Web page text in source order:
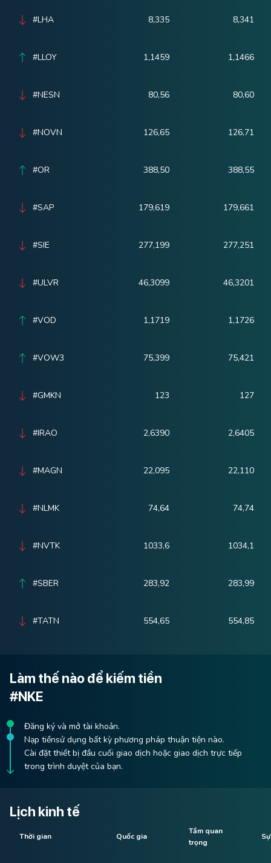
#LHA 8,335 8,341
#LLOY 1,1459 1,1466
#NESN 80,56 80,60
#NOVN 126,65 126,71
#OR 388,50 388,55
#SAP 179,619 179,661
#SIE 277,199 277,251
#ULVR 46,3099 46,3201
#VOD 1,1719 1,1726
#VOW3 75,399 75,421
#GMKN 123 127
#IRAO 2,6390 2,6405
#MAGN 22,095 22,110
#NLMK 74,64 74,74
#NVTK 1033,6 1034,1
#SBER 283,92 283,99
#TATN 554,65 554,85
Làm thế nào để kiếm tiền
#NKE
Đăng ký và mở tài khoản.
Nạp tiềnsử dụng bất kỳ phương pháp thuận tiện nào.
Cài đặt thiết bị đầu cuối giao dịch hoặc giao dịch trực tiếp
trong trình duyệt của bạn.
Lịch kinh tế
Thời gian Quốc gia
Tầm quan
trọng